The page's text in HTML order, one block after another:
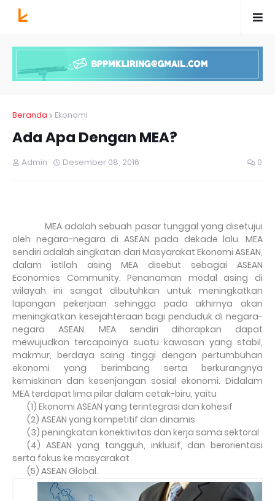
Beranda Ekonomi
Ada Apa Dengan MEA?
Admin Desember 08, 2016 0
MEA adalah sebuah pasar tunggal yang disetujui
oleh negara-negara di ASEAN pada dekade lalu. MEA
sendiri adalah singkatan dari Masyarakat Ekonomi ASEAN,
dalam istilah asing MEA disebut sebagai ASEAN
Economics Community. Penanaman modal asing di
wilayah ini sangat dibutuhkan untuk meningkatkan
lapangan pekerjaan sehingga pada akhirnya akan
meningkatkan kesejahteraan bagi penduduk di negara-
negara ASEAN. MEA sendiri diharapkan dapat
mewujudkan tercapainya suatu kawasan yang stabil,
makmur, berdaya saing tinggi dengan pertumbuhan
ekonomi yang berimbang serta berkurangnya
kemiskinan dan kesenjangan sosial ekonomi. Didalam
MEA terdapat lima pilar dalam cetak-biru, yaitu
(1) Ekonomi ASEAN yang terintegrasi dan kohesif
(2) ASEAN yang kompetitif dan dinamis
(3) peningkatan konektivitas dan kerja sama sektoral
(4) ASEAN yang tangguh, inklusif, dan berorientasi
serta fokus ke masyarakat
(5) ASEAN Global.